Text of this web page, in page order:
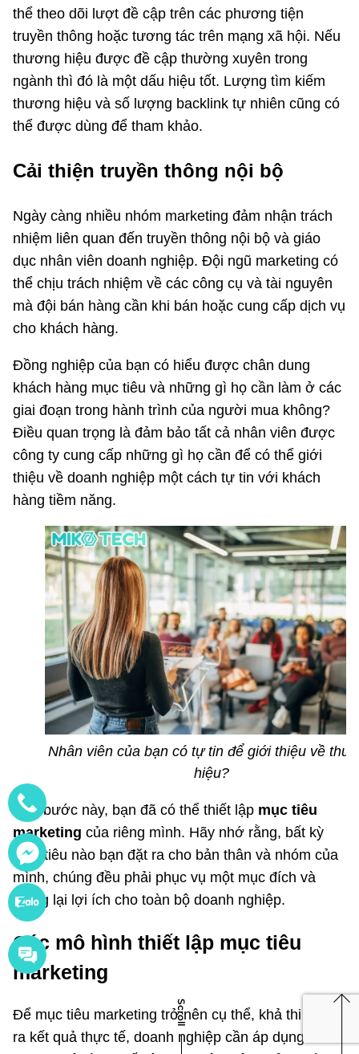
thể theo dõi lượt đề cập trên các phương tiện
truyền thông hoặc tương tác trên mạng xã hội. Nếu
thương hiệu được đề cập thường xuyên trong
ngành thì đó là một dấu hiệu tốt. Lượng tìm kiếm
thương hiệu và số lượng backlink tự nhiên cũng có
thể được dùng để tham khảo.
Cải thiện truyền thông nội bộ
Ngày càng nhiều nhóm marketing đảm nhận trách
nhiệm liên quan đến truyền thông nội bộ và giáo
dục nhân viên doanh nghiệp. Đội ngũ marketing có
thể chịu trách nhiệm về các công cụ và tài nguyên
mà đội bán hàng cần khi bán hoặc cung cấp dịch vụ
cho khách hàng.
Đồng nghiệp của bạn có hiểu được chân dung
khách hàng mục tiêu và những gì họ cần làm ở các
giai đoạn trong hành trình của người mua không?
Điều quan trọng là đảm bảo tất cả nhân viên được
công ty cung cấp những gì họ cần để có thể giới
thiệu về doanh nghiệp một cách tự tin với khách
hàng tiềm năng.
Nhân viên của bạn có tự tin để giới thiệu về
hiệu?
Đến bước này, bạn đã có thể thiết lập mục tiêu
marketing của riêng mình. Hãy nhớ rằng, bất kỳ
mục tiêu nào bạn đặt ra cho bản thân và nhóm của
mình, chúng đều phải phục vụ một mục đích và
mang lại lợi ích cho toàn bộ doanh nghiệp.
Các mô hình thiết lập mục tiêu
marketing
Để mục tiêu marketing trở nên cụ thể, khả thi và tạo
ra kết quả thực tế, doanh nghiệp cần áp dụng
Scroll